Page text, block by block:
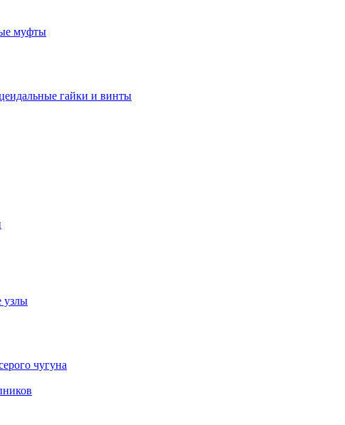
муфты
гайки и винты
узлы
чугуна